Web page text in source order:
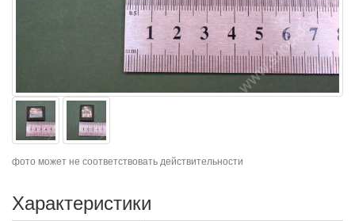
фото может не соответствовать действительности
Характеристики